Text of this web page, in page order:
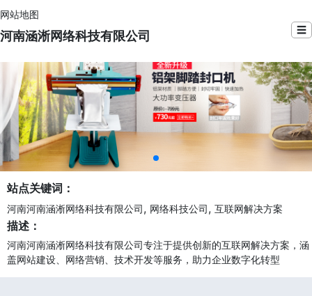
网站地图
河南涵淅网络科技有限公司 ☰
站点关键词：
河南河南涵淅网络科技有限公司, 网络科技公司, 互联网解决方案
描述：
河南河南涵淅网络科技有限公司专注于提供创新的互联网解决方案，涵
盖网站建设、网络营销、技术开发等服务，助力企业数字化转型